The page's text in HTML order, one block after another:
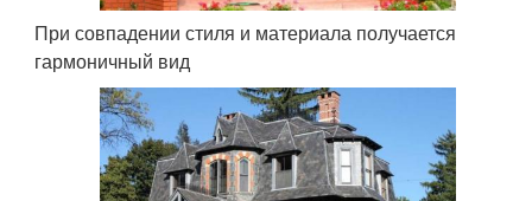
При совпадении стиля и материала получается
гармоничный вид